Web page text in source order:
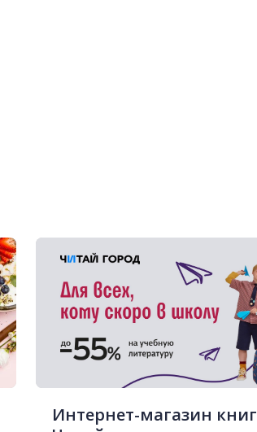
Интернет-магазин книг